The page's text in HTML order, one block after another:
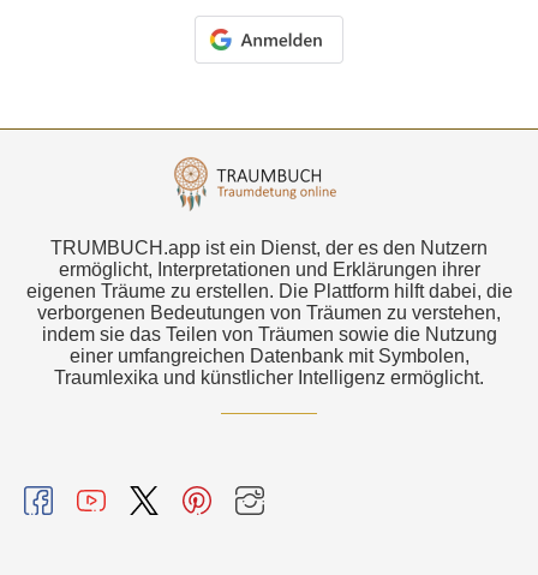
TRUMBUCH.app ist ein Dienst, der es den Nutzern
ermöglicht, Interpretationen und Erklärungen ihrer
eigenen Träume zu erstellen. Die Plattform hilft dabei, die
verborgenen Bedeutungen von Träumen zu verstehen,
indem sie das Teilen von Träumen sowie die Nutzung
einer umfangreichen Datenbank mit Symbolen,
Traumlexika und künstlicher Intelligenz ermöglicht.